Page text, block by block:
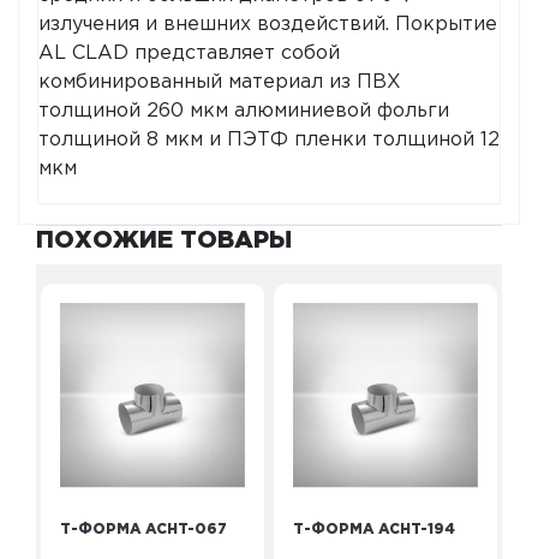
излучения и внешних воздействий. Покрытие
AL CLAD представляет собой
комбинированный материал из ПВХ
толщиной 260 мкм алюминиевой фольги
толщиной 8 мкм и ПЭТФ пленки толщиной 12
мкм
ПОХОЖИЕ ТОВАРЫ
Т-ФОРМА ACHT-067 Т-ФОРМА ACHT-194